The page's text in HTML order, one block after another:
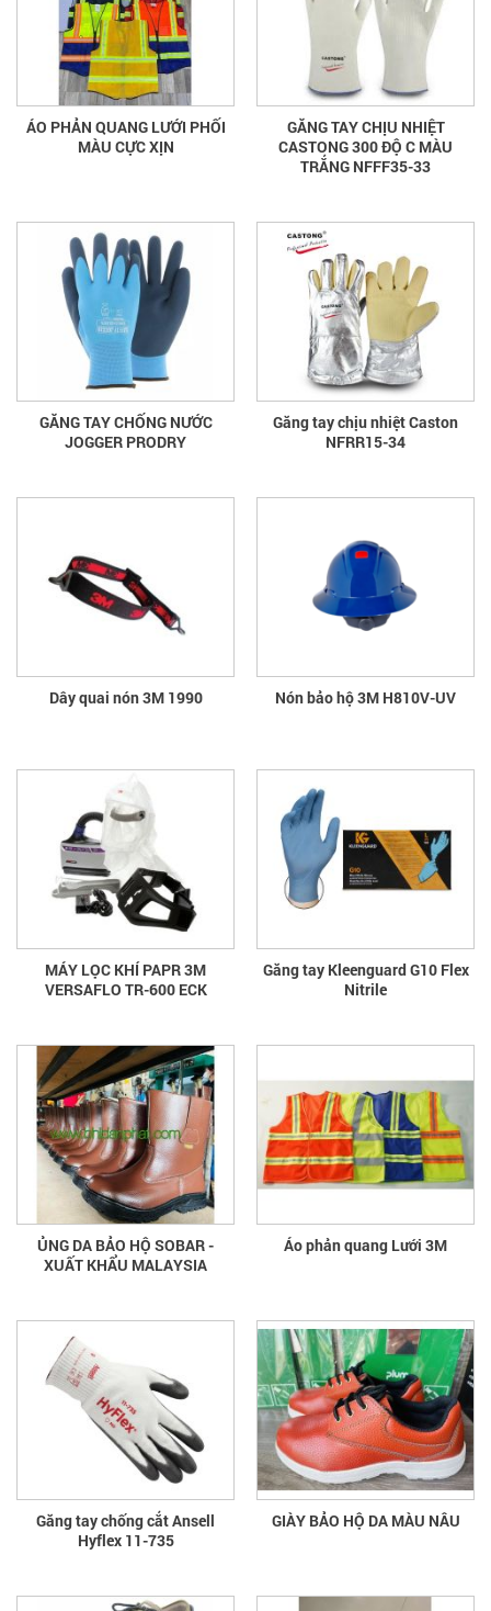
ÁO PHẢN QUANG LƯỚI PHỐI
MÀU CỰC XỊN
GĂNG TAY CHỊU NHIỆT
CASTONG 300 ĐỘ C MÀU
TRẮNG NFFF35-33
GĂNG TAY CHỐNG NƯỚC
JOGGER PRODRY
Găng tay chịu nhiệt Caston
NFRR15-34
Dây quai nón 3M 1990 Nón bảo hộ 3M H810V-UV
MÁY LỌC KHÍ PAPR 3M
VERSAFLO TR-600 ECK
Găng tay Kleenguard G10 Flex
Nitrile
ỦNG DA BẢO HỘ SOBAR -
XUẤT KHẨU MALAYSIA
Áo phản quang Lưới 3M
Găng tay chống cắt Ansell
Hyflex 11-735
GIÀY BẢO HỘ DA MÀU NÂU